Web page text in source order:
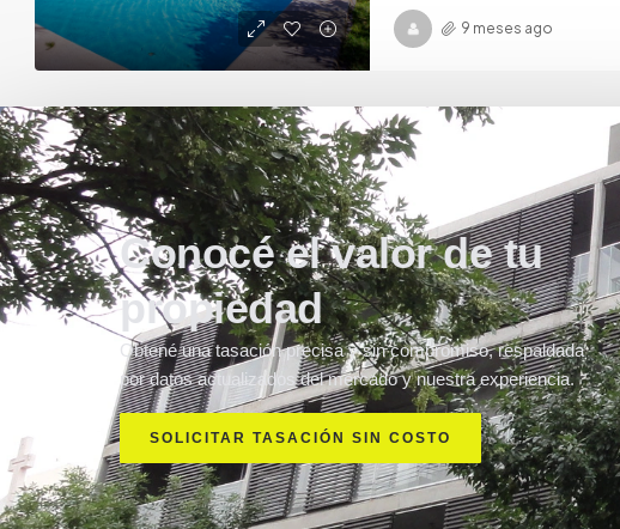
9 meses ago
Conocé el valor de tu
propiedad
Obtené una tasación precisa y sin compromiso, respaldada
por datos actualizados del mercado y nuestra experiencia.
SOLICITAR TASACIÓN SIN COSTO